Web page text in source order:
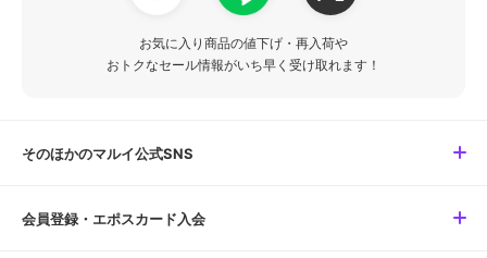
お気に入り商品の値下げ・再入荷や
おトクなセール情報がいち早く受け取れます！
そのほかのマルイ公式SNS
会員登録・エポスカード入会